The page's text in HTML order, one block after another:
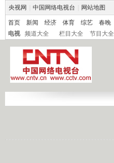
央视网 中国网络电视台 网站地图
首页 新闻 经济 体育 综艺 春晚
电视
频道大全 栏目大全 节目大全